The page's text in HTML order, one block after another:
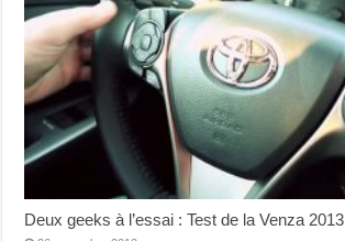
Deux geeks à l’essai : Test de la Venza 2013